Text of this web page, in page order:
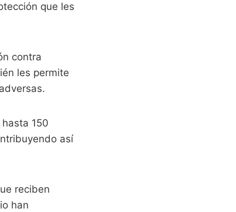
que les
contra
les permite
150
así
reciben
han